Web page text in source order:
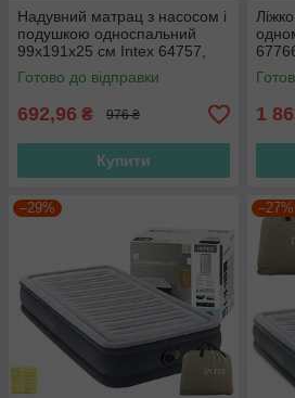
Надувний матрац з насосом і
подушкою односпальний
99х191х25 см Intex 64757,
одномісний, інтекс
Готово до відправки
692,96 ₴ 976 ₴
Купити
1
–29% –27%